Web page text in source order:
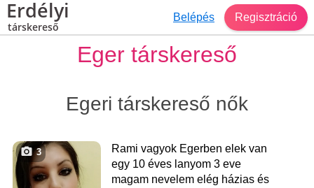
Erdélyi
társkereső
Belépés Regisztráció
Eger társkereső
Egeri társkereső nők
3
Rami vagyok Egerben elek van
egy 10 éves lanyom 3 eve
magam nevelem elég házias és